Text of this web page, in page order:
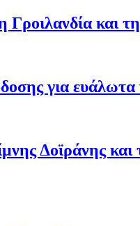
και
για ευάλωτα
Δοϊράνης και